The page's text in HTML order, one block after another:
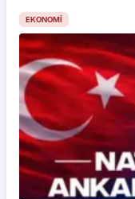
EKONOMI